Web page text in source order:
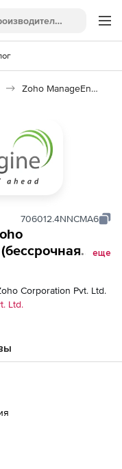
Zoho ManageEngine OpManager
706012.4NNCMA6
еще
Corporation Pvt. Ltd.
Ltd.